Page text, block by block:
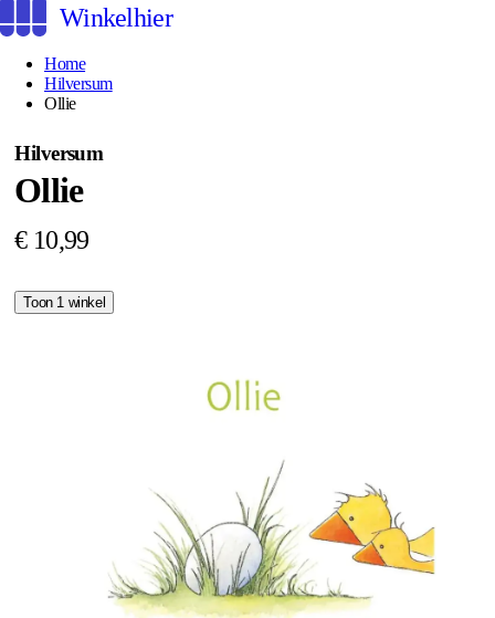
Winkelhier
Home
Hilversum
Ollie
Hilversum
Ollie
€ 10,99
Toon 1 winkel